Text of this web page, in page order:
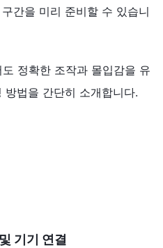
간을 미리 준비할 수 있습니
정확한 조작과 몰입감을 유
법을 간단히 소개합니다.
기기 연결